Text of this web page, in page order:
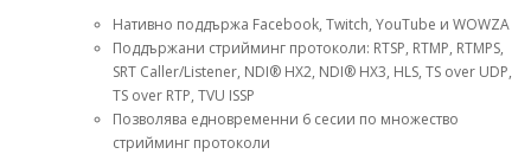
Нативно поддържа Facebook, Twitch, YouTube и WOWZA
Поддържани стрийминг протоколи: RTSP, RTMP, RTMPS,
SRT Caller/Listener, NDI® HX2, NDI® HX3, HLS, TS over UDP,
TS over RTP, TVU ISSP
Позволява едновременни 6 сесии по множество
стрийминг протоколи